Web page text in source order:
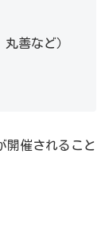
善など）
開催されること